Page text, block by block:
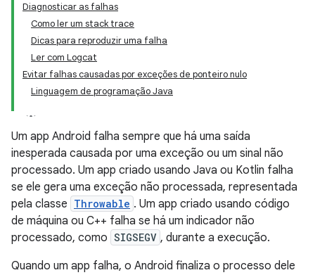
Diagnosticar as falhas
Como ler um stack trace
Dicas para reproduzir uma falha
Ler com Logcat
Evitar falhas causadas por exceções de ponteiro nulo
Linguagem de programação Java
Um app Android falha sempre que há uma saída
inesperada causada por uma exceção ou um sinal não
processado. Um app criado usando Java ou Kotlin falha
se ele gera uma exceção não processada, representada
pela classe Throwable . Um app criado usando código
de máquina ou C++ falha se há um indicador não
processado, como SIGSEGV , durante a execução.
Quando um app falha, o Android finaliza o processo dele